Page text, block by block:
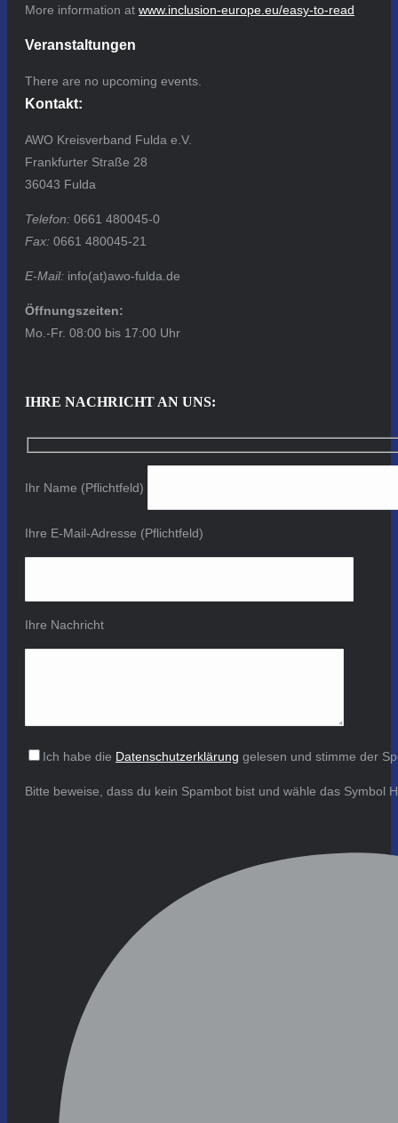
More information at www.inclusion-europe.eu/easy-to-read
Veranstaltungen
There are no upcoming events.
Kontakt:
AWO Kreisverband Fulda e.V.
Frankfurter Straße 28
36043 Fulda
Telefon: 0661 480045-0
Fax: 0661 480045-21
E-Mail: info(at)awo-fulda.de
Öffnungszeiten:
Mo.-Fr. 08:00 bis 17:00 Uhr
IHRE NACHRICHT AN UNS:
Ihr Name (Pflichtfeld)
Ihre E-Mail-Adresse (Pflichtfeld)
Ihre Nachricht
Ich habe die Datenschutzerklärung gelesen und stimme der
Bitte beweise, dass du kein Spambot bist und wähle das Symbol